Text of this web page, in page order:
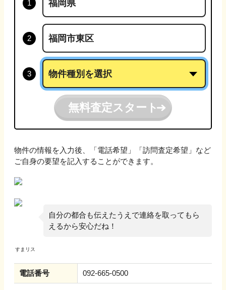
無料査定スタート
物件の情報を入力後、「電話希望」「訪問査定希望」など
ご自身の要望を記入することができます。
自分の都合も伝えたうえで連絡を取ってもら
えるから安心だね！
電話番号 092-665-0500